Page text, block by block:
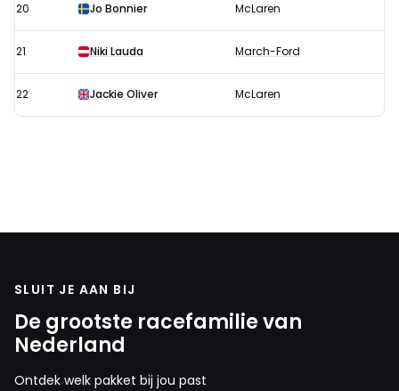
20 Jo Bonnier McLaren
21 Niki Lauda March-Ford
22 Jackie Oliver McLaren
SLUIT JE AAN BIJ
De grootste racefamilie van
Nederland
Ontdek welk pakket bij jou past